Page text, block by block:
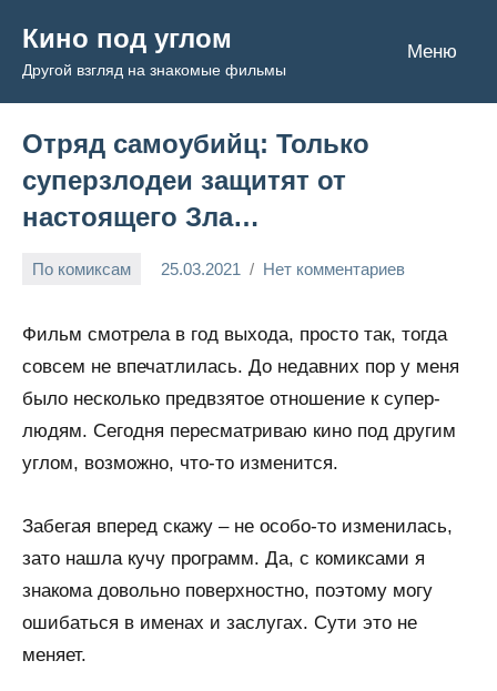
содержимому
Кино под углом
Другой взгляд на знакомые фильмы
Меню
Отряд самоубийц: Только
суперзлодеи защитят от
настоящего Зла…
По комиксам 25.03.2021 Нет комментариев
Фильм смотрела в год выхода, просто так, тогда
совсем не впечатлилась. До недавних пор у меня
было несколько предвзятое отношение к супер-
людям. Сегодня пересматриваю кино под другим
углом, возможно, что-то изменится.
Забегая вперед скажу – не особо-то изменилась,
зато нашла кучу программ. Да, с комиксами я
знакома довольно поверхностно, поэтому могу
ошибаться в именах и заслугах. Сути это не
меняет.